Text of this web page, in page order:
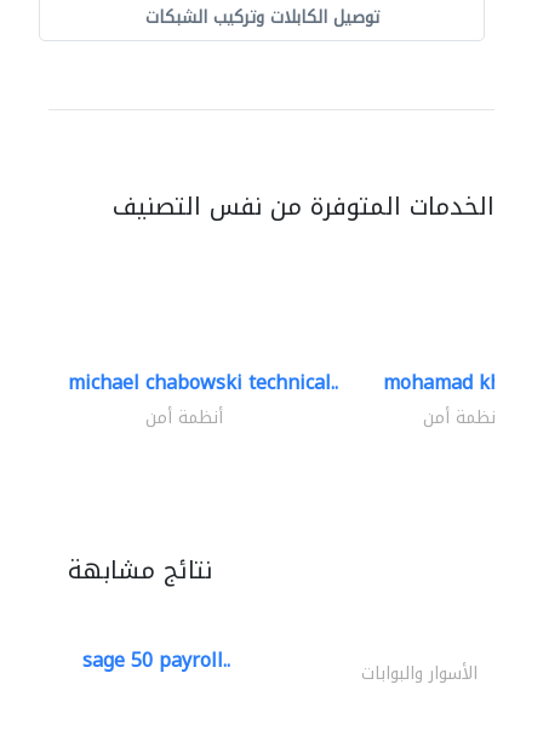
توصيل الكابلات وتركيب الشبكات
الخدمات المتوفرة من نفس التصنيف
michael chabowski technical..
أنظمة أمن
mohamad khayat
أنظمة أمن
نتائج مشابهة
sage 50 payroll.. الأسوار والبوابات